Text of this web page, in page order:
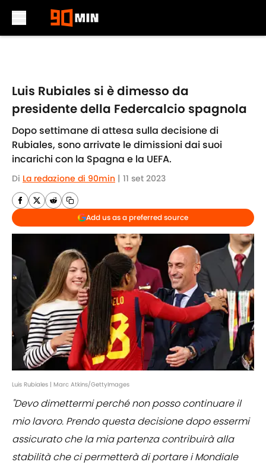
Luis Rubiales si è dimesso da
presidente della Federcalcio spagnola
Dopo settimane di attesa sulla decisione di
Rubiales, sono arrivate le dimissioni dai suoi
incarichi con la Spagna e la UEFA.
Di La redazione di 90min | 11 set 2023
Add us as a preferred source
Luis Rubiales | Marc Atkins/GettyImages
"Devo dimettermi perché non posso continuare il
mio lavoro. Prendo questa decisione dopo essermi
assicurato che la mia partenza contribuirà alla
stabilità che ci permetterà di portare i Mondiale